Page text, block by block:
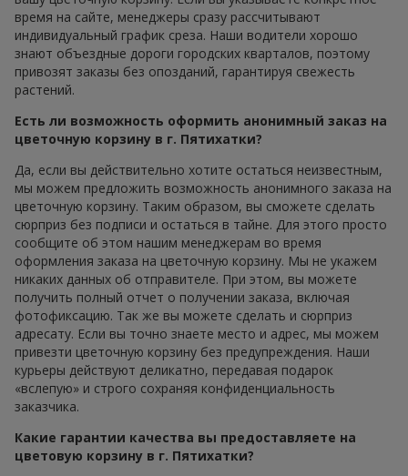
время на сайте, менеджеры сразу рассчитывают
индивидуальный график среза. Наши водители хорошо
знают объездные дороги городских кварталов, поэтому
привозят заказы без опозданий, гарантируя свежесть
растений.
Есть ли возможность оформить анонимный заказ на
цветочную корзину в г. Пятихатки?
Да, если вы действительно хотите остаться неизвестным,
мы можем предложить возможность анонимного заказа на
цветочную корзину. Таким образом, вы сможете сделать
сюрприз без подписи и остаться в тайне. Для этого просто
сообщите об этом нашим менеджерам во время
оформления заказа на цветочную корзину. Мы не укажем
никаких данных об отправителе. При этом, вы можете
получить полный отчет о получении заказа, включая
фотофиксацию. Так же вы можете сделать и сюрприз
адресату. Если вы точно знаете место и адрес, мы можем
привезти цветочную корзину без предупреждения. Наши
курьеры действуют деликатно, передавая подарок
«вслепую» и строго сохраняя конфиденциальность
заказчика.
Какие гарантии качества вы предоставляете на
цветовую корзину в г. Пятихатки?